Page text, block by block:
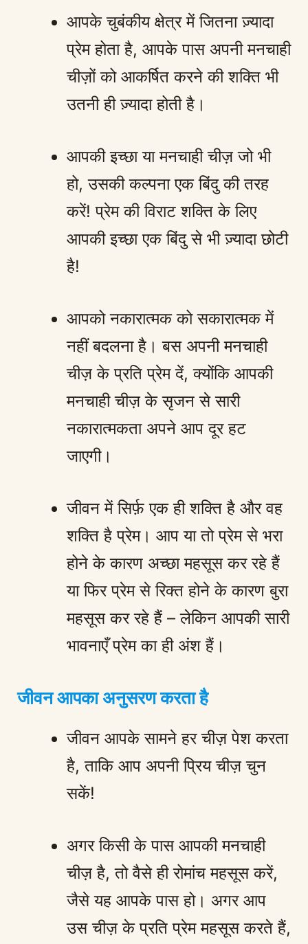
आपके चुबंकीय क्षेत्र में जितना ज़्यादा
प्रेम होता है, आपके पास अपनी मनचाही
चीज़ों को आकर्षित करने की शक्ति भी
उतनी ही ज़्यादा होती है।
आपकी इच्छा या मनचाही चीज़ जो भी
हो, उसकी कल्पना एक बिंदु की तरह
करें! प्रेम की विराट शक्ति के लिए
आपकी इच्छा एक बिंदु से भी ज़्यादा छोटी
है!
आपको नकारात्मक को सकारात्मक में
नहीं बदलना है। बस अपनी मनचाही
चीज़ के प्रति प्रेम दें, क्योंकि आपकी
मनचाही चीज़ के सृजन से सारी
नकारात्मकता अपने आप दूर हट
जाएगी।
जीवन में सिर्फ़ एक ही शक्ति है और वह
शक्ति है प्रेम। आप या तो प्रेम से भरा
होने के कारण अच्छा महसूस कर रहे हैं
या फिर प्रेम से रिक्त होने के कारण बुरा
महसूस कर रहे हैं – लेकिन आपकी सारी
भावनाएँ प्रेम का ही अंश हैं।
जीवन आपका अनुसरण करता है
जीवन आपके सामने हर चीज़ पेश करता
है, ताकि आप अपनी प्रिय चीज़ चुन
सकें!
अगर किसी के पास आपकी मनचाही
चीज़ है, तो वैसे ही रोमांच महसूस करें,
जैसे यह आपके पास हो। अगर आप
उस चीज़ के प्रति प्रेम महसूस करते हैं,